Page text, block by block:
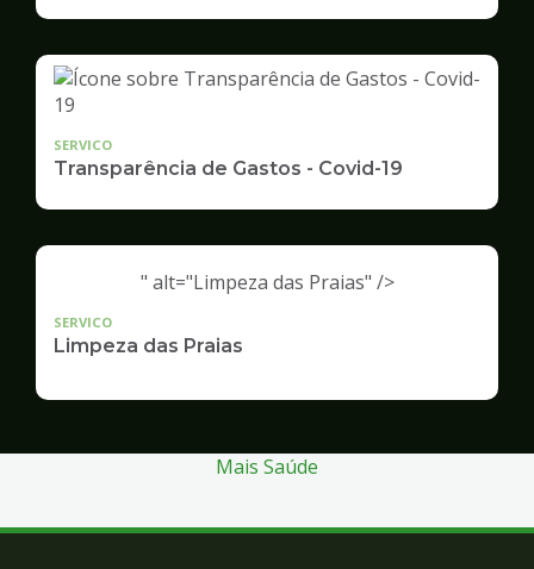
Infraestrutura
Serviços
Públicos
SERVICO
Transparência de Gastos - Covid-19
" alt="Limpeza das Praias" />
SERVICO
Limpeza das Praias
Mais Saúde